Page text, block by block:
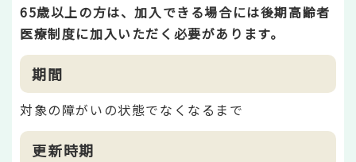
65歳以上の方は、加入できる場合には後期高齢者
医療制度に加入いただく必要があります。
期間
対象の障がいの状態でなくなるまで
更新時期